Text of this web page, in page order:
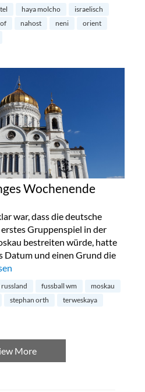
haya molcho
israelisch
nahost neni
orient
Wochenende
war, dass die deutsche
Gruppenspiel in der
bestreiten würde, hatte
Datum und einen Grund die
ein langes Wochenende“
fussball wm
moskau
stephan orth
terweskaya
More